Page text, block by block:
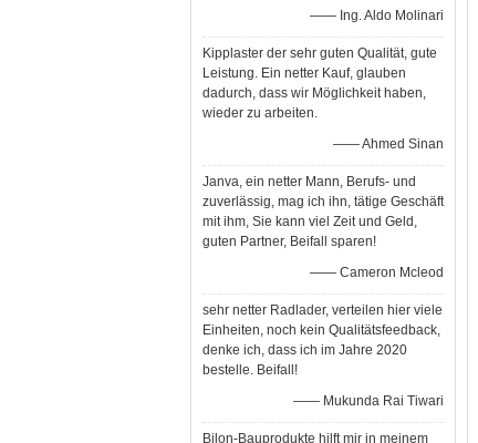
—— Ing. Aldo Molinari
Kipplaster der sehr guten Qualität, gute
Leistung. Ein netter Kauf, glauben
dadurch, dass wir Möglichkeit haben,
wieder zu arbeiten.
—— Ahmed Sinan
Janva, ein netter Mann, Berufs- und
zuverlässig, mag ich ihn, tätige Geschäft
mit ihm, Sie kann viel Zeit und Geld,
guten Partner, Beifall sparen!
—— Cameron Mcleod
sehr netter Radlader, verteilen hier viele
Einheiten, noch kein Qualitätsfeedback,
denke ich, dass ich im Jahre 2020
bestelle. Beifall!
—— Mukunda Rai Tiwari
Bilon-Bauprodukte hilft mir in meinem